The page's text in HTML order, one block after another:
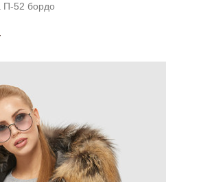
П-52 бордо